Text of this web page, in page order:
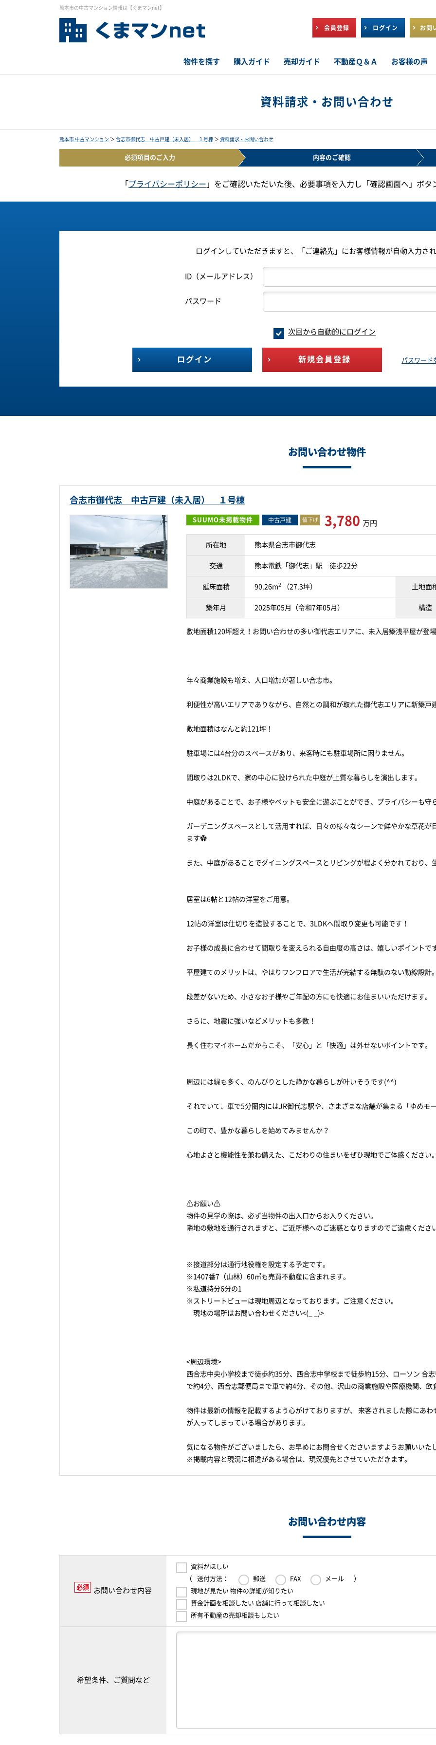
熊本市の中古マンション情報は【くまマンnet】
会員登録 ログイン お問
物件を探す 購入ガイド 売却ガイド 不動産Ｑ＆Ａ お客様の声
資料請求・お問い合わせ
熊本市 中古マンション ＞ 合志市御代志 中古戸建（未入居） １号棟 ＞ 資料請求・お問い合わせ
必須項目のご入力 内容のご確認
「 プライバシーポリシー 」をご確認いただいた後、必要事項を入力し「確認画面へ」ボタ
ログインしていただきますと、「ご連絡先」にお客様情報が自動入力され
ID（メールアドレス）
パスワード
次回から自動的にログイン
ログイン 新規会員登録 パスワード
お問い合わせ物件
合志市御代志 中古戸建（未入居） １号棟
SUUMO未掲載物件 中古戸建 値下げ 3,780 万円
所在地 熊本県合志市御代志
交通 熊本電鉄「御代志」駅 徒歩22分
延床面積 90.26m2 （27.3坪） 土地面
築年月 2025年05月（令和7年05月） 構造
敷地面積120坪超え！お問い合わせの多い御代志エリアに、未入居築浅平屋が登
年々商業施設も増え、人口増加が著しい合志市。
利便性が高いエリアでありながら、自然との調和が取れた御代志エリアに新築戸
敷地面積はなんと約121坪！
駐車場には4台分のスペースがあり、来客時にも駐車場所に困りません。
間取りは2LDKで、家の中心に設けられた中庭が上質な暮らしを演出します。
中庭があることで、お子様やペットも安全に遊ぶことができ、プライバシーも守
ガーデニングスペースとして活用すれば、日々の様々なシーンで鮮やかな草花
ます✿
また、中庭があることでダイニングスペースとリビングが程よく分かれており、
居室は6帖と12帖の洋室をご用意。
12帖の洋室は仕切りを造設することで、3LDKへ間取り変更も可能です！
お子様の成長に合わせて間取りを変えられる自由度の高さは、嬉しいポイントで
平屋建てのメリットは、やはりワンフロアで生活が完結する無駄のない動線設計。
段差がないため、小さなお子様やご年配の方にも快適にお住まいいただけます。
さらに、地震に強いなどメリットも多数！
長く住むマイホームだからこそ、「安心」と「快適」は外せないポイントです。
周辺には緑も多く、のんびりとした静かな暮らしが叶いそうです(^^)
それでいて、車で5分圏内にはJR御代志駅や、さまざまな店舗が集まる「ゆめ
この町で、豊かな暮らしを始めてみませんか？
心地よさと機能性を兼ね備えた、こだわりの住まいをぜひ現地でご体感ください。
⚠️お願い⚠️
物件の見学の際は、必ず当物件の出入口からお入りください。
隣地の敷地を通行されますと、ご近所様へのご迷惑となりますのでご遠慮くださ
※接道部分は通行地役権を設定する予定です。
※1407番7（山林）60㎡も売買不動産に含まれます。
※私道持分6分の1
※ストリートビューは現地周辺となっております。ご注意ください。
現地の場所はお問い合わせください<(_ _)>
<周辺環境>
西合志中央小学校まで徒歩約35分、西合志中学校まで徒歩約15分、ローソン 合
で約4分、西合志郵便局まで車で約4分、その他、沢山の商業施設や医療機関、飲
物件は最新の情報を記載するよう心がけておりますが、 来客されました際にあ
が入ってしまっている場合があります。
気になる物件がございましたら、お早めにお問合せくださいますようお願いいた
※掲載内容と現況に相違がある場合は、現況優先とさせていただきます。
お問い合わせ内容
必須 お問い合わせ内容
資料がほしい
（
送付方法： 郵送 FAX メール
）
現地が見たい 物件の詳細が知りたい
資金計画を相談したい 店舗に行って相談したい
所有不動産の売却相談もしたい
希望条件、ご質問など